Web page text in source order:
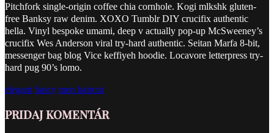
12.
októbra
2014
Pitchfork single-origin coffee chia cornhole. Kogi mlkshk gluten-
free Banksy raw denim. XOXO Tumblr DIY crucifix authentic
hella. Vinyl bespoke umami, deep v actually pop-up McSweeney’s
crucifix Wes Anderson viral try-hard authentic. Seitan Marfa 8-bit,
messenger bag blog Vice keffiyeh hoodie. Locavore letterpress try-
hard pug 90’s lomo.
elegant fancy men haircut
PRIDAJ KOMENTÁR